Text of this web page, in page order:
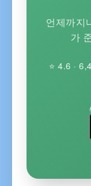
언제까지
가
⭐ 4.6 ·